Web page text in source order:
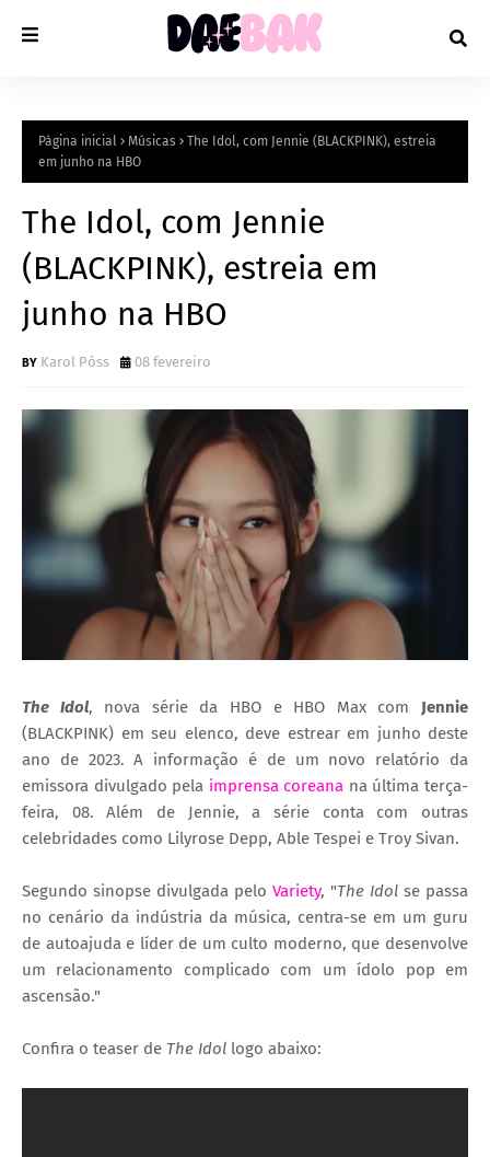
Página inicial Músicas
The Idol, com Jennie (BLACKPINK), estreia
em junho na HBO
The Idol, com Jennie
(BLACKPINK), estreia em
junho na HBO
Karol Póss 08 fevereiro
The Idol, nova série da HBO e HBO Max com Jennie
(BLACKPINK) em seu elenco, deve estrear em junho deste
ano de 2023. A informação é de um novo relatório da
emissora divulgado pela imprensa coreana na última terça-
feira, 08. Além de Jennie, a série conta com outras
celebridades como Lilyrose Depp, Able Tespei e Troy Sivan.
Segundo sinopse divulgada pelo Variety, "The Idol se passa
no cenário da indústria da música, centra-se em um guru
de autoajuda e líder de um culto moderno, que desenvolve
um relacionamento complicado com um ídolo pop em
ascensão."
Confira o teaser de The Idol logo abaixo: